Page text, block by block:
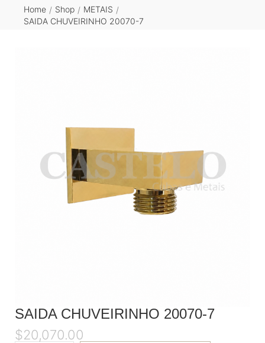
Home / Shop / METAIS /
SAIDA CHUVEIRINHO 20070-7
SAIDA CHUVEIRINHO 20070-7
$20,070.00